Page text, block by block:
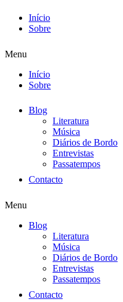
Início
Sobre
Menu
Início
Sobre
Blog
Literatura
Música
Diários de Bordo
Entrevistas
Passatempos
Contacto
Menu
Blog
Literatura
Música
Diários de Bordo
Entrevistas
Passatempos
Contacto